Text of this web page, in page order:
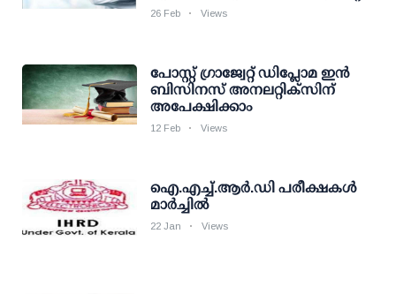
26 Feb Views
പോസ്റ്റ് ഗ്രാജ്വേറ്റ് ഡിപ്ലോമ ഇന്‍
ബിസിനസ് അനലറ്റിക്സിന്
അപേക്ഷിക്കാം
12 Feb Views
ഐ.എച്ച്.ആര്‍.ഡി പരീക്ഷകള്‍
മാര്‍ച്ചില്‍
22 Jan Views